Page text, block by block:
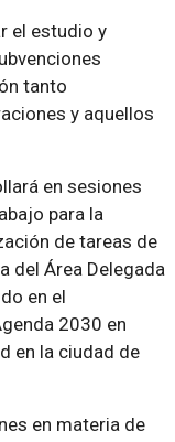
el estudio y
tanto
y aquellos
en sesiones
para la
de tareas de
del Área Delegada
en el
2030 en
en la ciudad de
en materia de